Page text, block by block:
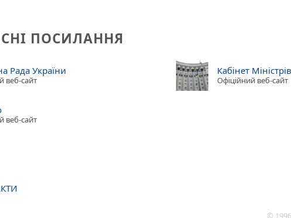
ПОСИЛАННЯ
Рада України
веб-сайт
Кабінет
Офіційний веб-сайт
веб-сайт
©